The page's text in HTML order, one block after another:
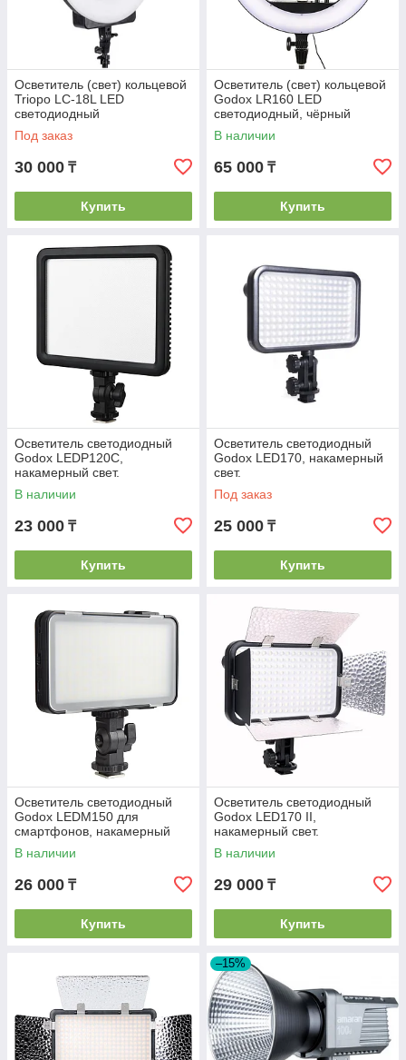
Осветитель (свет) кольцевой
Triopo LC-18L LED
светодиодный
Под заказ
30 000 ₸
Купить
Осветитель (свет) кольцевой
Godox LR160 LED
светодиодный, чёрный
В наличии
65 000 ₸
Купить
Осветитель светодиодный
Godox LEDP120C,
накамерный свет.
В наличии
23 000 ₸
Купить
Осветитель светодиодный
Godox LED170, накамерный
свет.
Под заказ
25 000 ₸
Купить
Осветитель светодиодный
Godox LEDM150 для
смартфонов, накамерный
свет.
В наличии
26 000 ₸
Купить
Осветитель светодиодный
Godox LED170 II,
накамерный свет.
В наличии
29 000 ₸
Купить
–15%